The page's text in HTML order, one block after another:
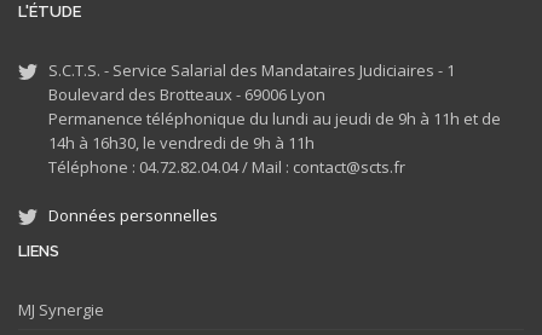
L'ÉTUDE
S.C.T.S. - Service Salarial des Mandataires Judiciaires - 1
Boulevard des Brotteaux - 69006 Lyon
Permanence téléphonique du lundi au jeudi de 9h à 11h et de
14h à 16h30, le vendredi de 9h à 11h
Téléphone : 04.72.82.04.04 / Mail : contact@scts.fr
Données personnelles
LIENS
MJ Synergie